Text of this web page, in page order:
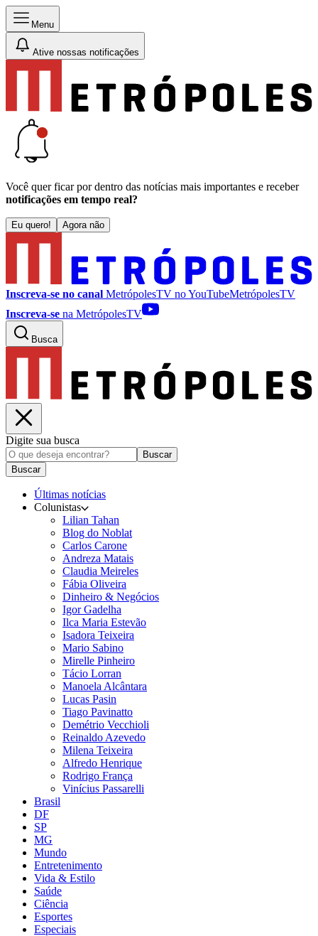
Menu
Ative nossas notificações
Você quer ficar por dentro das notícias mais importantes e receber
notificações em tempo real?
Eu quero! Agora não
Inscreva-se no canal MetrópolesTV noYouTubeMetrópolesTV
Inscreva-se na MetrópolesTV
Busca
Digite sua busca
Buscar
Buscar
Últimas notícias
Colunistas
Lilian Tahan
Blog do Noblat
Carlos Carone
Andreza Matais
Claudia Meireles
Fábia Oliveira
Dinheiro & Negócios
Igor Gadelha
Ilca Maria Estevão
Isadora Teixeira
Mario Sabino
Mirelle Pinheiro
Tácio Lorran
Manoela Alcântara
Lucas Pasin
Tiago Pavinatto
Demétrio Vecchioli
Reinaldo Azevedo
Milena Teixeira
Alfredo Henrique
Rodrigo França
Vinícius Passarelli
Brasil
DF
SP
MG
Mundo
Entretenimento
Vida & Estilo
Saúde
Ciência
Esportes
Especiais